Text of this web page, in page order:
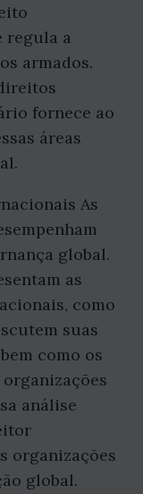
regula a
armados.
fornece ao
áreas
As
global.
as
como
suas
como os
análise
organizações
global.